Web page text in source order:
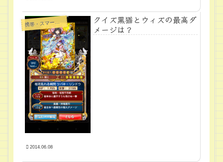
携 帯・スマートフォン・タブレットPC
クイズ黒猫とウィズの最高ダ
メージは？
2014.06.08